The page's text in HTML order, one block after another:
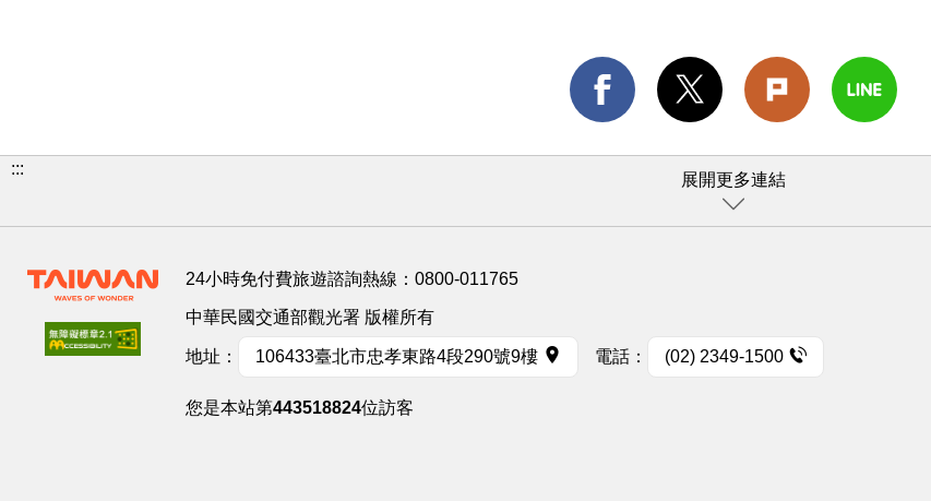
:::
展開更多連結
24小時免付費旅遊諮詢熱線： 0800-011765
中華民國交通部觀光署 版權所有
地址： 106433臺北市忠孝東路4段290號9樓 電話： (02) 2349-1500
您是本站第443518824位訪客